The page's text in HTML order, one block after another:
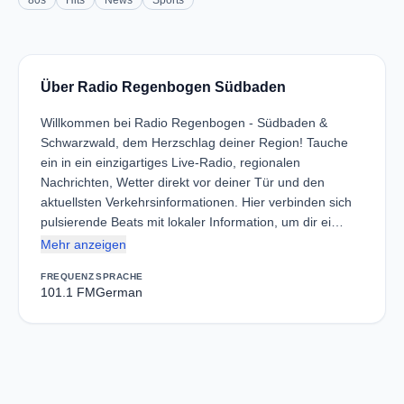
Über Radio Regenbogen Südbaden
Willkommen bei Radio Regenbogen - Südbaden &
Schwarzwald, dem Herzschlag deiner Region! Tauche
ein in ein einzigartiges Live-Radio, regionalen
Nachrichten, Wetter direkt vor deiner Tür und den
aktuellsten Verkehrsinformationen. Hier verbinden sich
pulsierende Beats mit lokaler Information, um dir ei…
Mehr anzeigen
FREQUENZ
101.1 FM
SPRACHE
German